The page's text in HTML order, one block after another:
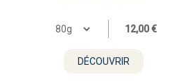
12,00 €
DÉCOUVRIR